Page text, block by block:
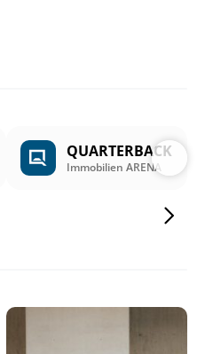
QUARTERBACK
Immobilien ARENA